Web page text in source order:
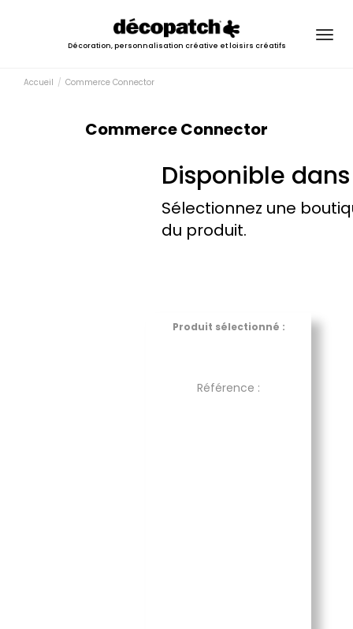
Décoration, personnalisation créative et loisirs créatifs
Accueil Commerce Connector
Commerce Connector
Disponible
Sélectionnez une
du produit.
Produit sélectionné :
Référence :